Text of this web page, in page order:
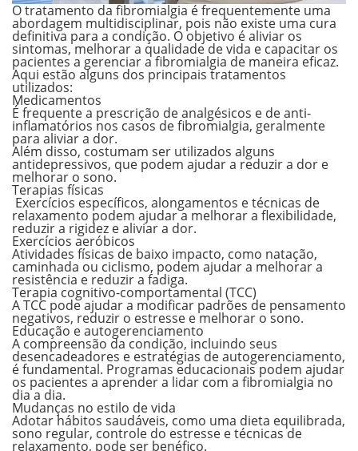
O tratamento da fibromialgia é frequentemente uma
abordagem multidisciplinar, pois não existe uma cura
definitiva para a condição. O objetivo é aliviar os
sintomas, melhorar a qualidade de vida e capacitar os
pacientes a gerenciar a fibromialgia de maneira eficaz.
Aqui estão alguns dos principais tratamentos
utilizados:
Medicamentos
É frequente a prescrição de analgésicos e de anti-
inflamatórios nos casos de fibromialgia, geralmente
para aliviar a dor.
Além disso, costumam ser utilizados alguns
antidepressivos, que podem ajudar a reduzir a dor e
melhorar o sono.
Terapias físicas
Exercícios específicos, alongamentos e técnicas de
relaxamento podem ajudar a melhorar a flexibilidade,
reduzir a rigidez e aliviar a dor.
Exercícios aeróbicos
Atividades físicas de baixo impacto, como natação,
caminhada ou ciclismo, podem ajudar a melhorar a
resistência e reduzir a fadiga.
Terapia cognitivo-comportamental (TCC)
A TCC pode ajudar a modificar padrões de pensamento
negativos, reduzir o estresse e melhorar o sono.
Educação e autogerenciamento
A compreensão da condição, incluindo seus
desencadeadores e estratégias de autogerenciamento,
é fundamental. Programas educacionais podem ajudar
os pacientes a aprender a lidar com a fibromialgia no
dia a dia.
Mudanças no estilo de vida
Adotar hábitos saudáveis, como uma dieta equilibrada,
sono regular, controle do estresse e técnicas de
relaxamento, pode ser benéfico.